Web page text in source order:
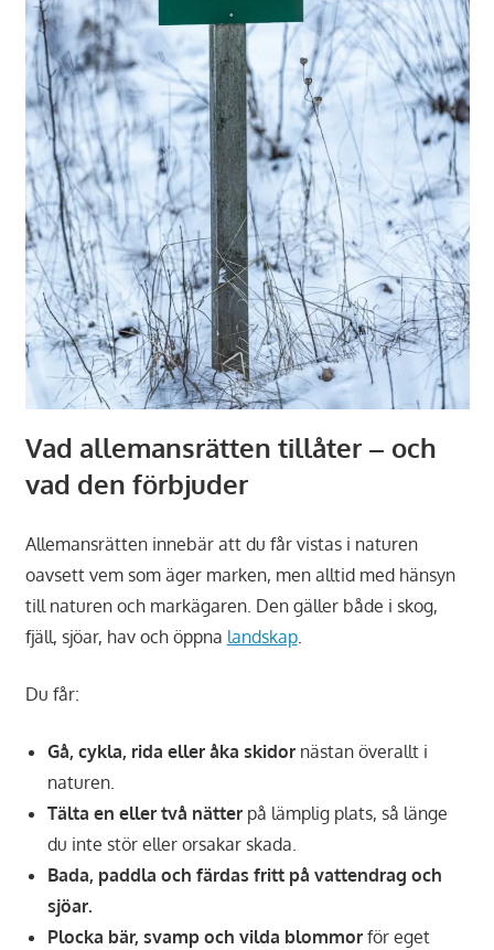
Vad allemansrätten tillåter – och
vad den förbjuder
Allemansrätten innebär att du får vistas i naturen
oavsett vem som äger marken, men alltid med hänsyn
till naturen och markägaren. Den gäller både i skog,
fjäll, sjöar, hav och öppna landskap.
Du får:
Gå, cykla, rida eller åka skidornästan överallt i
naturen.
Tälta en eller två nätterpå lämplig plats, så länge
du inte stör eller orsakar skada.
Bada, paddla och färdas fritt på vattendrag och
sjöar.
Plocka bär, svamp och vilda blommorför eget